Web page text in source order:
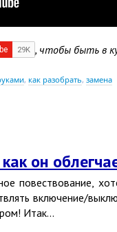
, чтобы быть в
, как разобрать, замена
он
повествование,
включение/
Итак...